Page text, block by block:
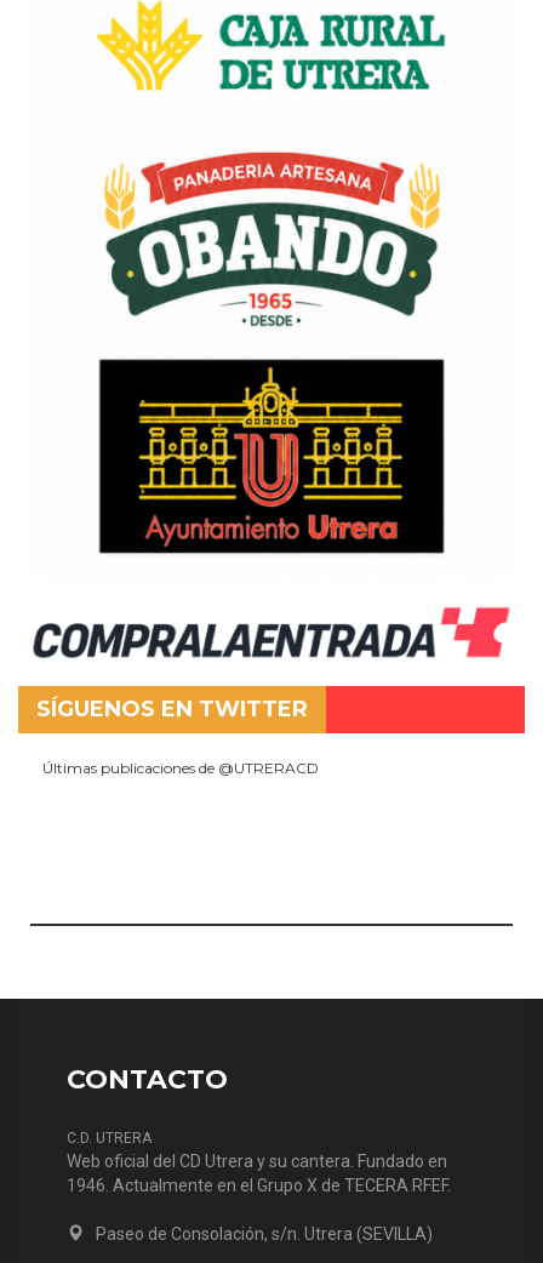
SÍGUENOS EN TWITTER
Últimas publicaciones de @UTRERACD
CONTACTO
C.D. UTRERA
Web oficial del CD Utrera y su cantera. Fundado en
1946. Actualmente en el Grupo X de TECERA RFEF.
Paseo de Consolación, s/n. Utrera (SEVILLA)